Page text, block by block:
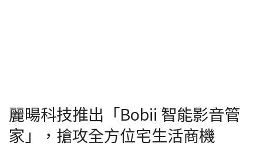
麗暘科技推出「Bobii 智能影音管
家」，搶攻全方位宅生活商機